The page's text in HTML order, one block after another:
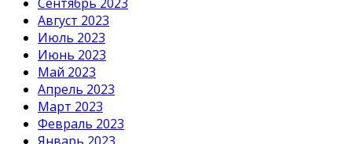
Сентябрь 2023
Август 2023
Июль 2023
Июнь 2023
Май 2023
Апрель 2023
Март 2023
Февраль 2023